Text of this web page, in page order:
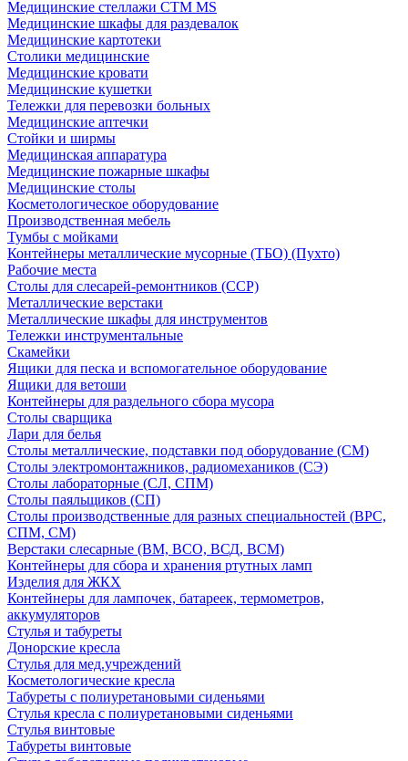
Медицинские стеллажи CTM MS
Медицинские шкафы для раздевалок
Медицинские картотеки
Столики медицинские
Медицинские кровати
Медицинские кушетки
Тележки для перевозки больных
Медицинские аптечки
Стойки и ширмы
Медицинская аппаратура
Медицинские пожарные шкафы
Медицинские столы
Косметологическое оборудование
Производственная мебель
Тумбы с мойками
Контейнеры металлические мусорные (ТБО) (Пухто)
Рабочие места
Столы для слесарей-ремонтников (ССР)
Металлические верстаки
Металлические шкафы для инструментов
Тележки инструментальные
Скамейки
Ящики для песка и вспомогательное оборудование
Ящики для ветоши
Контейнеры для раздельного сбора мусора
Столы сварщика
Лари для белья
Столы металлические, подставки под оборудование (СМ)
Столы электромонтажников, радиомехаников (СЭ)
Столы лабораторные (СЛ, СПМ)
Столы паяльщиков (СП)
Столы производственные для разных специальностей (ВРС,
СПМ, СМ)
Верстаки слесарные (ВМ, ВСО, ВСД, ВСМ)
Контейнеры для сбора и хранения ртутных ламп
Изделия для ЖКХ
Контейнеры для лампочек, батареек, термометров,
аккумуляторов
Стулья и табуреты
Донорские кресла
Стулья для мед.учреждений
Косметологические кресла
Табуреты с полиуретановыми сиденьями
Стулья кресла с полиуретановыми сиденьями
Стулья винтовые
Табуреты винтовые